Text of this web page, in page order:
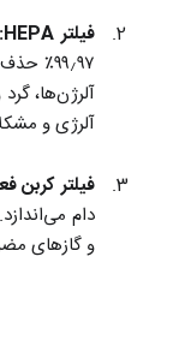
فیلتر HEPA:
آلرژن‌ها،
آلرژی و
فیلتر کربن
دام
و گازهای